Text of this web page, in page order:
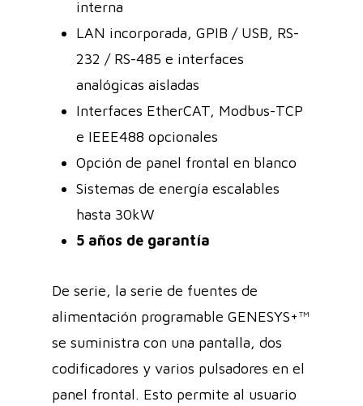
interna
LAN incorporada, GPIB / USB, RS-
232 / RS-485 e interfaces
analógicas aisladas
Interfaces EtherCAT, Modbus-TCP
e IEEE488 opcionales
Opción de panel frontal en blanco
Sistemas de energía escalables
hasta 30kW
5 años de garantía
De serie, la serie de fuentes de
alimentación programable GENESYS+™
se suministra con una pantalla, dos
codificadores y varios pulsadores en el
panel frontal. Esto permite al usuario